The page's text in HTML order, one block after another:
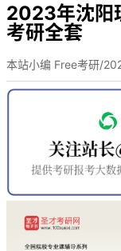
2023年沈阳
考研全套
本站小编 Free考研/